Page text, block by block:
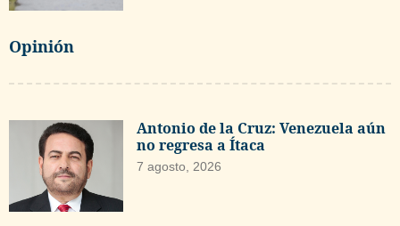
Opinión
Antonio de la Cruz: Venezuela aún
no regresa a Ítaca
7 agosto, 2026